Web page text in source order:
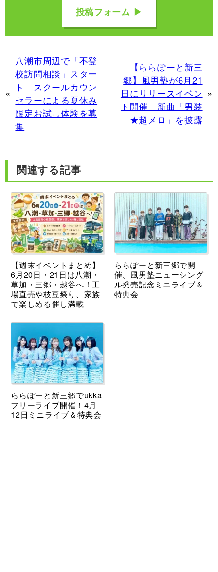
投稿フォーム ▶
«
八潮市周辺で「不登
校訪問相談」スター
ト スクールカウン
セラーによる夏休み
限定お試し体験を募
集
【ららぽーと新三
郷】風男塾が6月21
日にリリースイベン
ト開催 新曲「男装
★超メロ」を披露
»
関連する記事
【週末イベントまとめ】
6月20日・21日は八潮・
草加・三郷・越谷へ！工
場直売や枝豆祭り、家族
で楽しめる催し満載
ららぽーと新三郷で開
催、風男塾ニューシング
ル発売記念ミニライブ＆
特典会
ららぽーと新三郷でukka
フリーライブ開催！4月
12日ミニライブ＆特典会